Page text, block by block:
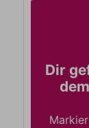
Dir